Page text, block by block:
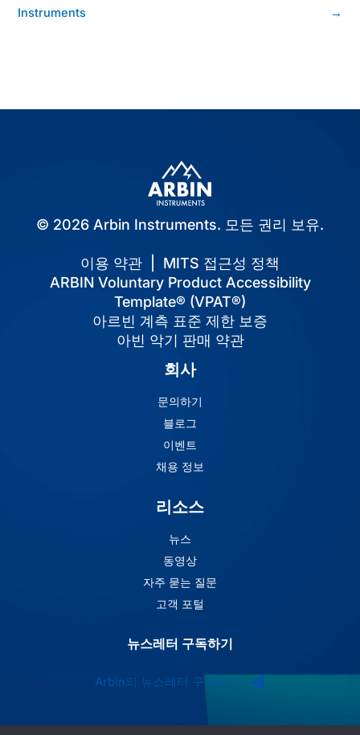
물
Instruments
→
© 2026 Arbin Instruments. 모든 권리 보유.
이용 약관
MITS 접근성 정책
ARBIN Voluntary Product Accessibility
Template® (VPAT®)
아르빈 계측 표준 제한 보증
아빈 악기 판매 약관
회사
문의하기
블로그
이벤트
채용 정보
리소스
뉴스
동영상
자주 묻는 질문
고객 포털
뉴스레터 구독하기
Arbin의 뉴스레터 구독하기